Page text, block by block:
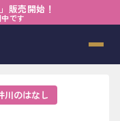
販売開始！
です
で
川のはなし